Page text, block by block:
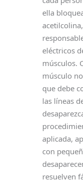
ella
eléctricos
músculos.
músculo
que debe
las líneas
aplicada,
con
resuelven